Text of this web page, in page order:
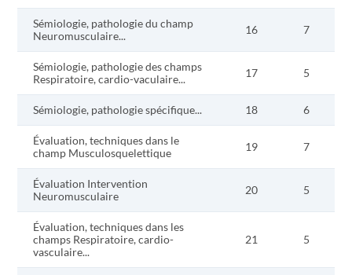
Sémiologie, pathologie du champ
Neuromusculaire...
16 7
Sémiologie, pathologie des champs
Respiratoire, cardio-vaculaire...
17 5
Sémiologie, pathologie spécifique... 18 6
Évaluation, techniques dans le
champ Musculosquelettique
19 7
Évaluation Intervention
Neuromusculaire
20 5
Évaluation, techniques dans les
champs Respiratoire, cardio-
vasculaire...
21 5